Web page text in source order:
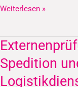
Weiterlesen »
Spedition
Externenprüfung
–
Kaufleute
für